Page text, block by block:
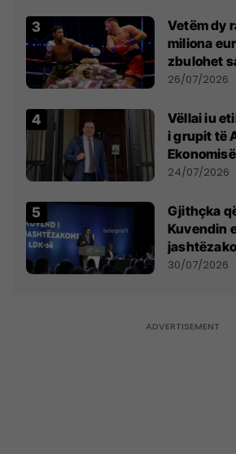
Vetëm dy
miliona
zbulohet
e Prenga
26/07/2026
Vëllai iu
i grupit të
mohon
24/07/2026
Gjithçka
Kuvendin
së
30/07/2026